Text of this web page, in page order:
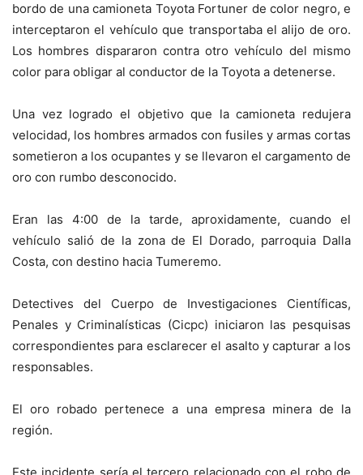
bordo de una camioneta Toyota Fortuner de color negro, e
interceptaron el vehículo que transportaba el alijo de oro.
Los hombres dispararon contra otro vehículo del mismo
color para obligar al conductor de la Toyota a detenerse.
Una vez logrado el objetivo que la camioneta redujera
velocidad, los hombres armados con fusiles y armas cortas
sometieron a los ocupantes y se llevaron el cargamento de
oro con rumbo desconocido.
Eran las 4:00 de la tarde, aproxidamente, cuando el
vehículo salió de la zona de El Dorado, parroquia Dalla
Costa, con destino hacia Tumeremo.
Detectives del Cuerpo de Investigaciones Científicas,
Penales y Criminalísticas (Cicpc) iniciaron las pesquisas
correspondientes para esclarecer el asalto y capturar a los
responsables.
El oro robado pertenece a una empresa minera de la
región.